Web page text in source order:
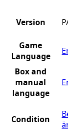
Version
Game
Language
Box and
manual
language
Condition